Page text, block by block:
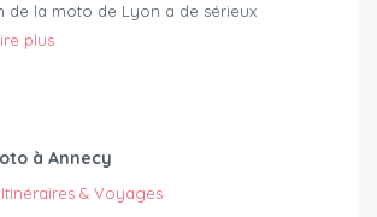
de la moto de Lyon a de sérieux
plus
à Annecy
Itinéraires & Voyages